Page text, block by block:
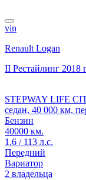
vin
Renault Logan
II Рестайлинг 2018
STEPWAY LIFE
седан, 40 000 км,
Бензин
40000 км.
1.6 / 113 л.с.
Передний
Вариатор
2 владельца